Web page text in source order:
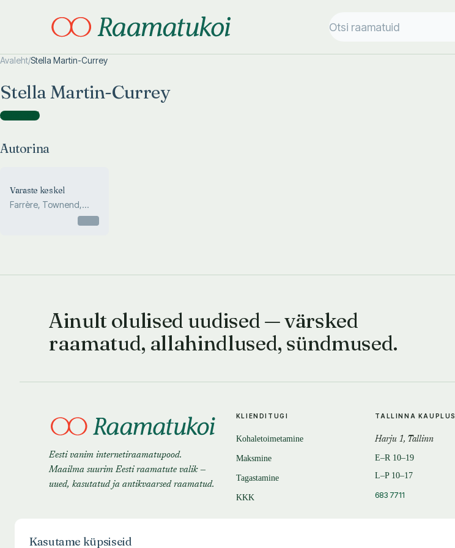
Avaleht/Stella Martin-Currey
Stella Martin-Currey
Autorina )
Autorina
Varaste keskel
Farrère, Townend,
Nobody, Gudenlach, ...
Ainult olulised uudised — värsked
raamatud, allahindlused, sündmused.
Eesti vanim internetiraamatupood.
Maailma suurim Eesti raamatute valik —
uued, kasutatud ja antikvaarsed raamatud.
KLIENDITUGI
Kohaletoimetamine
Maksmine
Tagastamine
KKK
TALLINNA KAUPLUS
Harju 1, Tallinn
E–R 10–19
L–P 10–17
683 7711
Kasutame küpsiseid